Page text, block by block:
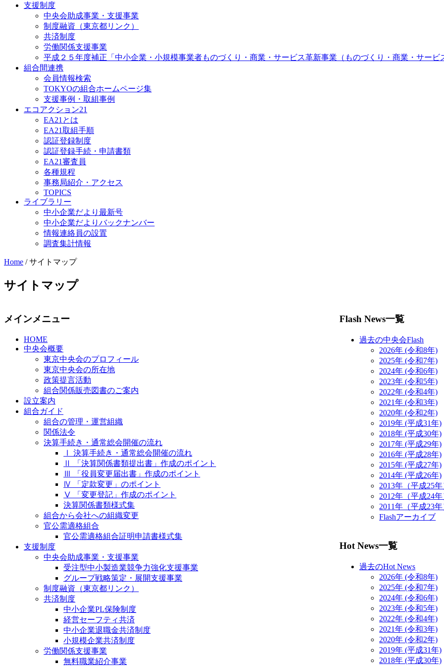
支援制度
中央会助成事業・支援事業
制度融資（東京都リンク）
共済制度
労働関係支援事業
平成２５年度補正「中小企業・小規模事業者ものづくり・商業・サービス革新事業（ものづくり・商業・サービ
組合間連携
会員情報検索
TOKYOの組合ホームページ集
支援事例・取組事例
エコアクション21
EA21とは
EA21取組手順
認証登録制度
認証登録手続・申請書類
EA21審査員
各種規程
事務局紹介・アクセス
TOPICS
ライブラリー
中小企業だより最新号
中小企業だよりバックナンバー
情報連絡員の設置
調査集計情報
Home /サイトマップ
サイトマップ
メインメニュー
HOME
中央会概要
東京中央会のプロフィール
東京中央会の所在地
政策提言活動
組合関係販売図書のご案内
設立案内
組合ガイド
組合の管理・運営組織
関係法令
決算手続き・通常総会開催の流れ
Ⅰ 決算手続き・通常総会開催の流れ
Ⅱ 「決算関係書類提出書」作成のポイント
Ⅲ 「役員変更届出書」作成のポイント
Ⅳ 「定款変更」のポイント
Ⅴ 「変更登記」作成のポイント
決算関係書類様式集
組合から会社への組織変更
官公需適格組合
官公需適格組合証明申請書様式集
支援制度
中央会助成事業・支援事業
受注型中小製造業競争力強化支援事業
グループ戦略策定・展開支援事業
制度融資（東京都リンク）
共済制度
中小企業PL保険制度
経営セーフティ共済
中小企業退職金共済制度
小規模企業共済制度
労働関係支援事業
無料職業紹介事業
Flash News一覧
過去の中央会Flash
2026年 (令和8年)
2025年 (令和7年)
2024年 (令和6年)
2023年 (令和5年)
2022年 (令和4年)
2021年 (令和3年)
2020年 (令和2年)
2019年 (平成31年)
2018年 (平成30年)
2017年 (平成29年)
2016年 (平成28年)
2015年 (平成27年)
2014年 (平成26年)
2013年（平成25年
2012年（平成24年
2011年（平成23年
Flashアーカイブ
Hot News一覧
過去のHot News
2026年 (令和8年)
2025年 (令和7年)
2024年 (令和6年)
2023年 (令和5年)
2022年 (令和4年)
2021年 (令和3年)
2020年 (令和2年)
2019年 (平成31年)
2018年 (平成30年)